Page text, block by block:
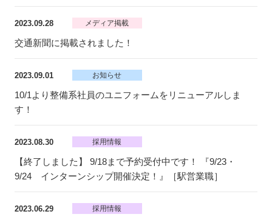
2023.09.28 メディア掲載
交通新聞に掲載されました！
2023.09.01 お知らせ
10/1より整備系社員のユニフォームをリニューアルしま
す！
2023.08.30 採用情報
【終了しました】 9/18まで予約受付中です！ 『9/23・
9/24 インターンシップ開催決定！』［駅営業職］
2023.06.29 採用情報